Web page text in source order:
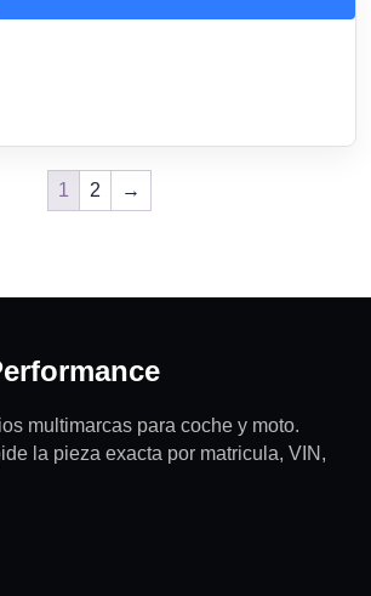
1 2 →
multimarcas para coche y moto.
la pieza exacta por matricula, VIN,